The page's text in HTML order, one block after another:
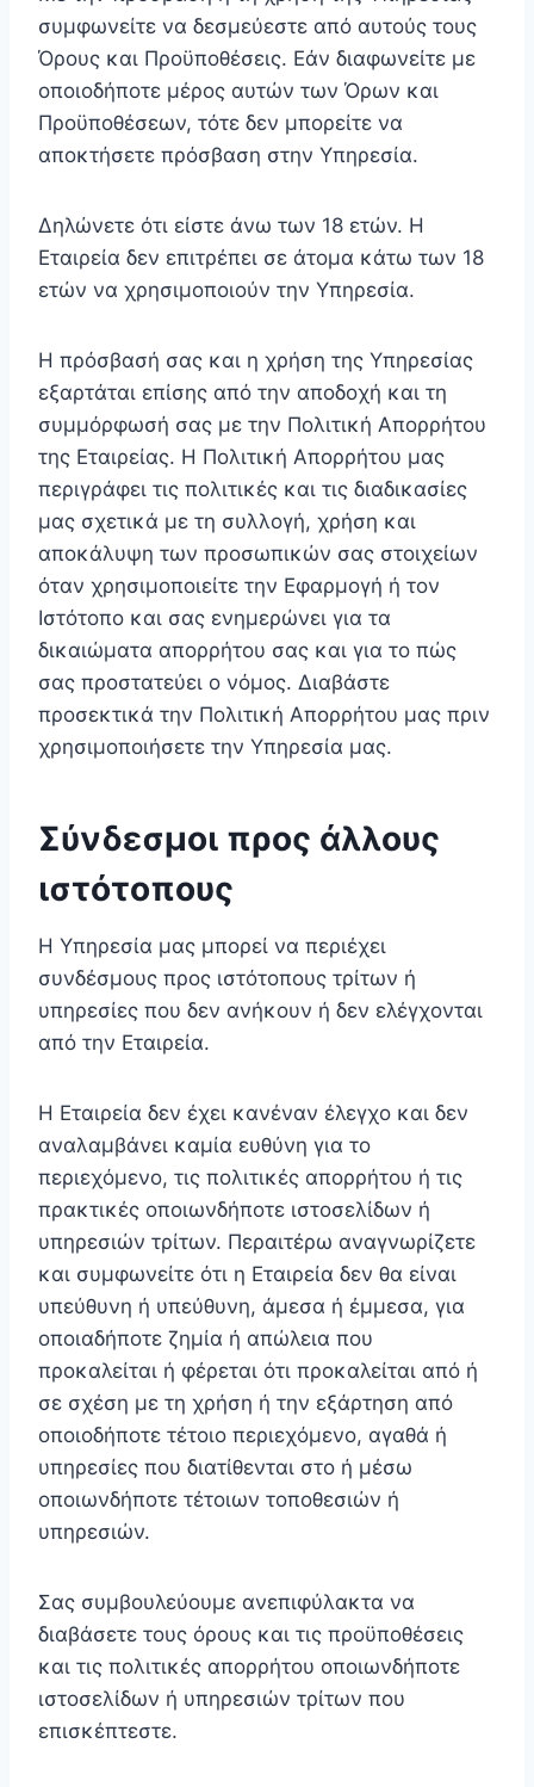
συμφωνείτε να δεσμεύεστε από αυτούς τους
Όρους και Προϋποθέσεις. Εάν διαφωνείτε με
οποιοδήποτε μέρος αυτών των Όρων και
Προϋποθέσεων, τότε δεν μπορείτε να
αποκτήσετε πρόσβαση στην Υπηρεσία.
Δηλώνετε ότι είστε άνω των 18 ετών. Η
Εταιρεία δεν επιτρέπει σε άτομα κάτω των 18
ετών να χρησιμοποιούν την Υπηρεσία.
Η πρόσβασή σας και η χρήση της Υπηρεσίας
εξαρτάται επίσης από την αποδοχή και τη
συμμόρφωσή σας με την Πολιτική Απορρήτου
της Εταιρείας. Η Πολιτική Απορρήτου μας
περιγράφει τις πολιτικές και τις διαδικασίες
μας σχετικά με τη συλλογή, χρήση και
αποκάλυψη των προσωπικών σας στοιχείων
όταν χρησιμοποιείτε την Εφαρμογή ή τον
Ιστότοπο και σας ενημερώνει για τα
δικαιώματα απορρήτου σας και για το πώς
σας προστατεύει ο νόμος. Διαβάστε
προσεκτικά την Πολιτική Απορρήτου μας πριν
χρησιμοποιήσετε την Υπηρεσία μας.
Σύνδεσμοι προς άλλους
ιστότοπους
Η Υπηρεσία μας μπορεί να περιέχει
συνδέσμους προς ιστότοπους τρίτων ή
υπηρεσίες που δεν ανήκουν ή δεν ελέγχονται
από την Εταιρεία.
Η Εταιρεία δεν έχει κανέναν έλεγχο και δεν
αναλαμβάνει καμία ευθύνη για το
περιεχόμενο, τις πολιτικές απορρήτου ή τις
πρακτικές οποιωνδήποτε ιστοσελίδων ή
υπηρεσιών τρίτων. Περαιτέρω αναγνωρίζετε
και συμφωνείτε ότι η Εταιρεία δεν θα είναι
υπεύθυνη ή υπεύθυνη, άμεσα ή έμμεσα, για
οποιαδήποτε ζημία ή απώλεια που
προκαλείται ή φέρεται ότι προκαλείται από ή
σε σχέση με τη χρήση ή την εξάρτηση από
οποιοδήποτε τέτοιο περιεχόμενο, αγαθά ή
υπηρεσίες που διατίθενται στο ή μέσω
οποιωνδήποτε τέτοιων τοποθεσιών ή
υπηρεσιών.
Σας συμβουλεύουμε ανεπιφύλακτα να
διαβάσετε τους όρους και τις προϋποθέσεις
και τις πολιτικές απορρήτου οποιωνδήποτε
ιστοσελίδων ή υπηρεσιών τρίτων που
επισκέπτεστε.